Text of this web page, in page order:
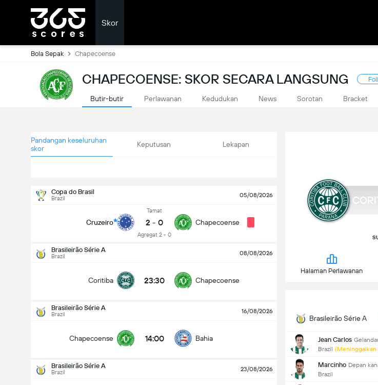
Skor
Bola Sepak Chapecoense
CHAPECOENSE: SKOR SECARA LANGSUNG
Butir-butir Perlawanan Kedudukan News Sorotan Bracket
Pandangan keseluruhan
skor
Keputusan Lekapan
Copa do Brasil
Brazil 05/08/2026
Cruzeiro
Tamat
2 - 0
Agregat 2 - 0
Chapecoense
Brasileirão Série A
Brazil 08/08/2026
Coritiba 23:30 Chapecoense
Brasileirão Série A
Brazil 16/08/2026
Chapecoense 14:00 Bahia
Brasileirão Série A
Brazil 23/08/2026
Halaman Perlawanan
Brasileirão Série A
Jean Carlos
Brazil (Meninggalkan
Marcinho Depan
Brazil